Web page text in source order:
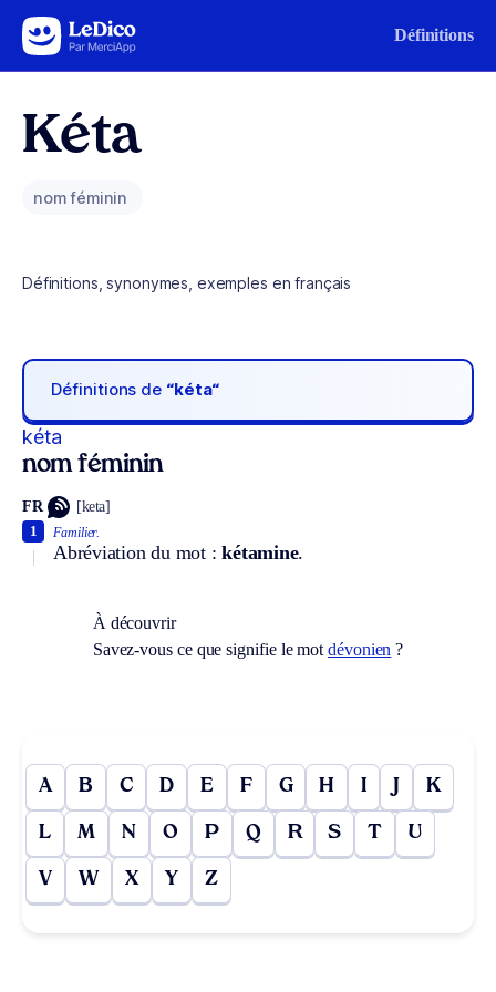
Aller au contenu Définitions
Kéta
nom féminin
Définitions, synonymes, exemples en français
Définitions de “kéta“
kéta
nom féminin
FR [keta]
Familier.
Abréviation du mot :kétamine.
1
À découvrir
Savez-vous ce que signifie le motdévonien ?
A B C D E F G H I J K
L M N O P Q R S T U
V W X Y Z